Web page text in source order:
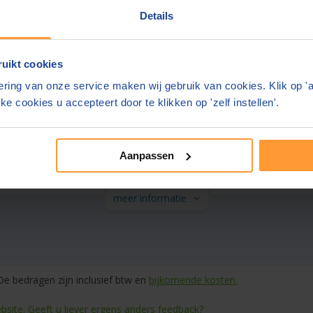
Details
cookies
van onze service maken wij gebruik van cookies. Klik op
cookies u accepteert door te klikken op 'zelf instellen'.
Aanpassen
Notarissen
8,8(200beoordelingen)
meer informatie
bedragen zijn inclusief btw en bijkomende kosten.
Geeft u liever ergens anders feedback?